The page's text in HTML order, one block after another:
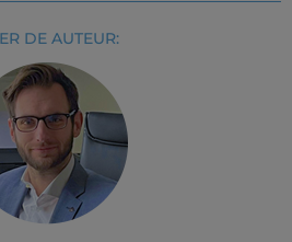
DE AUTEUR: